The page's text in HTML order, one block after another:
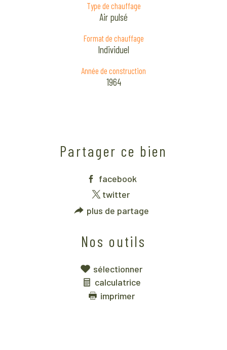
Type de chauffage
Air pulsé
Format de chauffage
Individuel
Année de construction
1964
Partager ce bien
facebook
twitter
plus de partage
Nos outils
sélectionner
calculatrice
imprimer